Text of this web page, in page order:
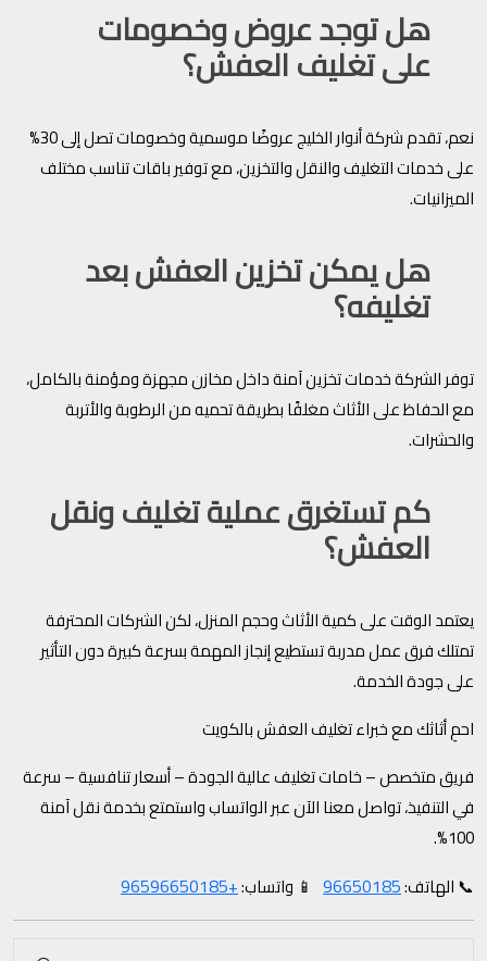
هل توجد عروض وخصومات
على تغليف العفش؟
نعم، تقدم شركة أنوار الخليج عروضًا موسمية وخصومات تصل إلى 30%
على خدمات التغليف والنقل والتخزين، مع توفير باقات تناسب مختلف
الميزانيات.
هل يمكن تخزين العفش بعد
تغليفه؟
توفر الشركة خدمات تخزين آمنة داخل مخازن مجهزة ومؤمنة بالكامل،
مع الحفاظ على الأثاث مغلفًا بطريقة تحميه من الرطوبة والأتربة
والحشرات.
كم تستغرق عملية تغليف ونقل
العفش؟
يعتمد الوقت على كمية الأثاث وحجم المنزل، لكن الشركات المحترفة
تمتلك فرق عمل مدربة تستطيع إنجاز المهمة بسرعة كبيرة دون التأثير
على جودة الخدمة.
احمِ أثاثك مع خبراء تغليف العفش بالكويت
فريق متخصص – خامات تغليف عالية الجودة – أسعار تنافسية – سرعة
في التنفيذ، تواصل معنا الآن عبر الواتساب واستمتع بخدمة نقل آمنة
100%.
📞 الهاتف:96650185 📱 واتساب:+96596650185